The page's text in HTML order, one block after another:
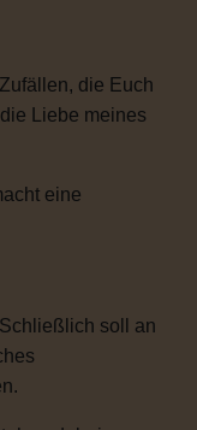
die Euch
Liebe meines
eine
soll an